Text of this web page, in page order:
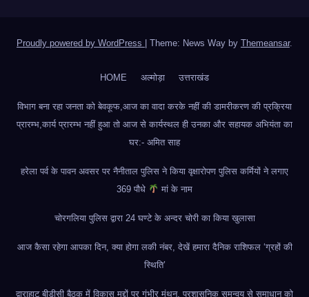
Proudly powered by WordPress Theme: News Way by Themeansar.
HOME अल्मोड़ा उत्तराखंड
विभाग बना रहा जनता को बेवकूफ,आज का वादा करके नहीं की डामरीकरण की प्रक्रिया
प्रारम्भ,कार्य प्रारम्भ नहीं हुआ तो आज से कार्यस्थल ही उनका और सहायक अभियंता का
घर:- अमित साह
हरेला पर्व के पावन अवसर पर नैनीताल पुलिस ने किया वृक्षारोपण पुलिस कर्मियों ने लगाए
369 पौधे
मां के नाम
चोरगलिया पुलिस द्वारा 24 घण्टे के अन्दर चोरी का किया खुलासा
आज कैसा रहेगा आपका दिन, क्या होगा लकी नंबर, देखें हमारा दैनिक राशिफल ‘ग्रहों की
स्थिति’
द्वाराहाट बीडीसी बैठक में विकास मुद्दों पर गंभीर मंथन, प्रशासनिक समन्वय से समाधान को